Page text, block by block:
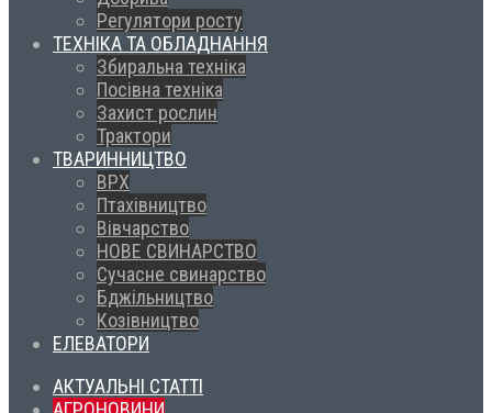
Регулятори росту
ТЕХНІКА ТА ОБЛАДНАННЯ
Збиральна техніка
Посівна техніка
Захист рослин
Трактори
ТВАРИННИЦТВО
ВРХ
Птахівництво
Вівчарство
НОВЕ СВИНАРСТВО
Сучасне свинарство
Бджільництво
Козівництво
ЕЛЕВАТОРИ
АКТУАЛЬНІ СТАТТІ